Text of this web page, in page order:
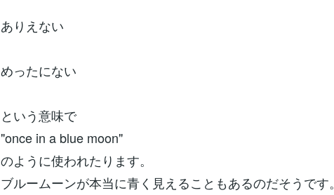
ありえない
めったにない
という意味で
"once in a blue moon"
のように使われたります。
ブルームーンが本当に青く見えることもあるのだそうです。